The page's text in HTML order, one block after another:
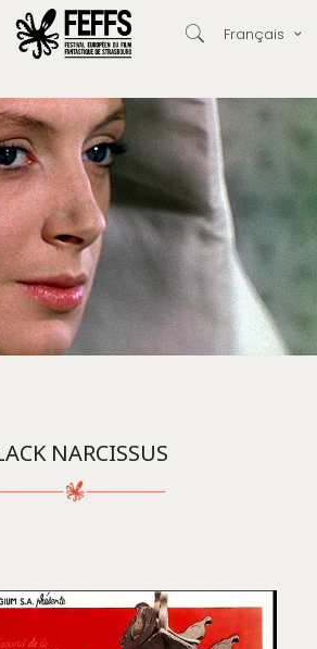
Français
NARCISSUS